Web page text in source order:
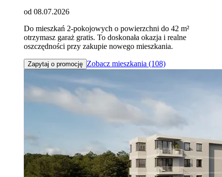
od 08.07.2026
Do mieszkań 2-pokojowych o powierzchni do 42 m²
otrzymasz garaż gratis. To doskonała okazja i realne
oszczędności przy zakupie nowego mieszkania.
Zapytaj o promocję Zobacz mieszkania (108)